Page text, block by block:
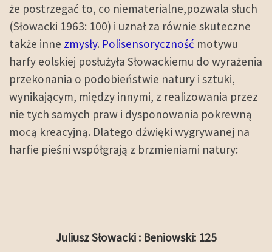
że postrzegać to, co niematerialne,pozwala słuch
(Słowacki 1963: 100) i uznał za równie skuteczne
także inne zmysły. Polisensoryczność motywu
harfy eolskiej posłużyła Słowackiemu do wyrażenia
przekonania o podobieństwie natury i sztuki,
wynikającym, między innymi, z realizowania przez
nie tych samych praw i dysponowania pokrewną
mocą kreacyjną. Dlatego dźwięki wygrywanej na
harfie pieśni współgrają z brzmieniami natury:
Juliusz Słowacki : Beniowski: 125